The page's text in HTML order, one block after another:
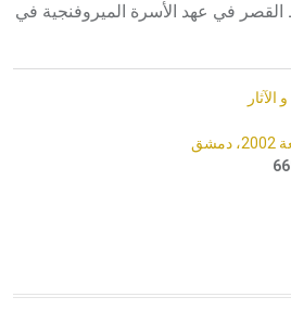
في عهد الأسرة الميروفنجية في
الآثار